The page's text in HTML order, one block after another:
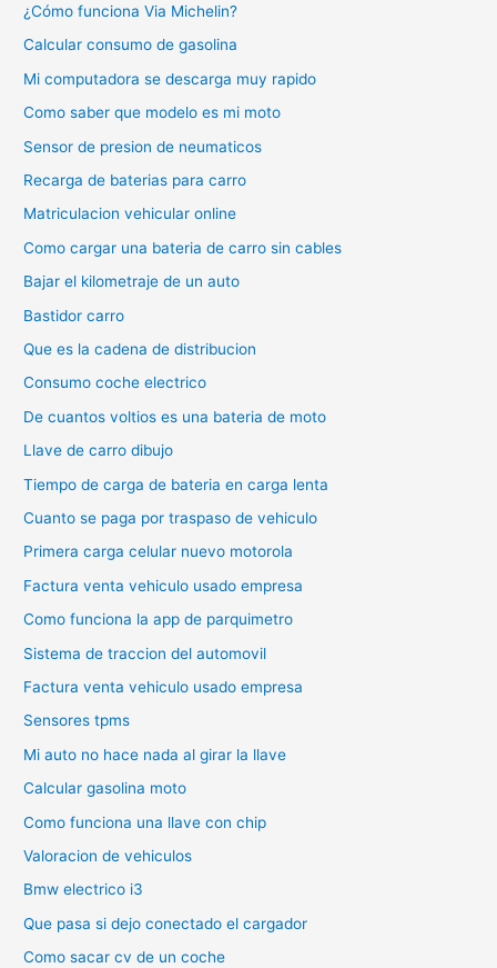
¿Cómo funciona Via Michelin?
Calcular consumo de gasolina
Mi computadora se descarga muy rapido
Como saber que modelo es mi moto
Sensor de presion de neumaticos
Recarga de baterias para carro
Matriculacion vehicular online
Como cargar una bateria de carro sin cables
Bajar el kilometraje de un auto
Bastidor carro
Que es la cadena de distribucion
Consumo coche electrico
De cuantos voltios es una bateria de moto
Llave de carro dibujo
Tiempo de carga de bateria en carga lenta
Cuanto se paga por traspaso de vehiculo
Primera carga celular nuevo motorola
Factura venta vehiculo usado empresa
Como funciona la app de parquimetro
Sistema de traccion del automovil
Factura venta vehiculo usado empresa
Sensores tpms
Mi auto no hace nada al girar la llave
Calcular gasolina moto
Como funciona una llave con chip
Valoracion de vehiculos
Bmw electrico i3
Que pasa si dejo conectado el cargador
Como sacar cv de un coche